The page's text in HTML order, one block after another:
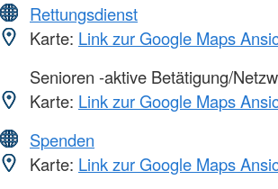
Rettungsdienst
Karte: Link zur Google Maps
Senioren -aktive Betätigung/
Karte: Link zur Google Maps
Spenden
Karte: Link zur Google Maps